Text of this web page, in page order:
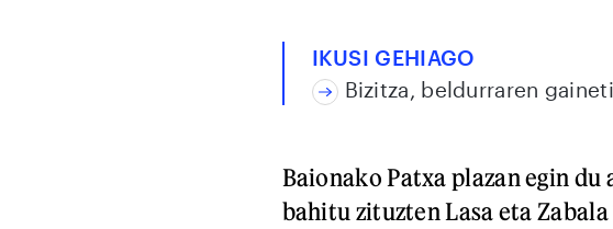
IKUSI GEHIAGO
Bizitza, beldurraren
Baionako Patxa plazan egin
bahitu zituzten Lasa eta